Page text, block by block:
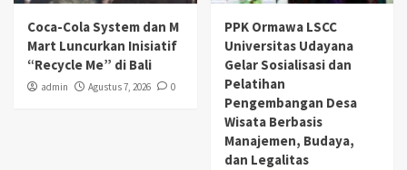
Coca-Cola System dan M
Mart Luncurkan Inisiatif
“Recycle Me” di Bali
admin Agustus 7, 2026 0
PPK Ormawa LSCC
Universitas Udayana
Gelar Sosialisasi dan
Pelatihan
Pengembangan Desa
Wisata Berbasis
Manajemen, Budaya,
dan Legalitas